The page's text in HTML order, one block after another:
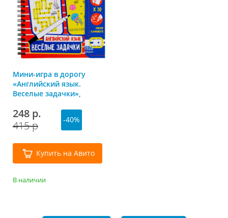
Мини-игра в дорогу
«Английский язык.
Веселые задачки»,
248 р.
415 р
-40%
Купить на Авито
В наличии